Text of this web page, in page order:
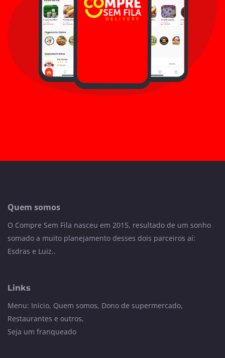
Quem somos
O Compre Sem Fila nasceu em 2015, resultado de um sonho
somado a muito planejamento desses dois parceiros aí:
Esdras e Luiz..
Links
Menu: Início, Quem somos, Dono de supermercado,
Restaurantes e outros,
Seja um franqueado